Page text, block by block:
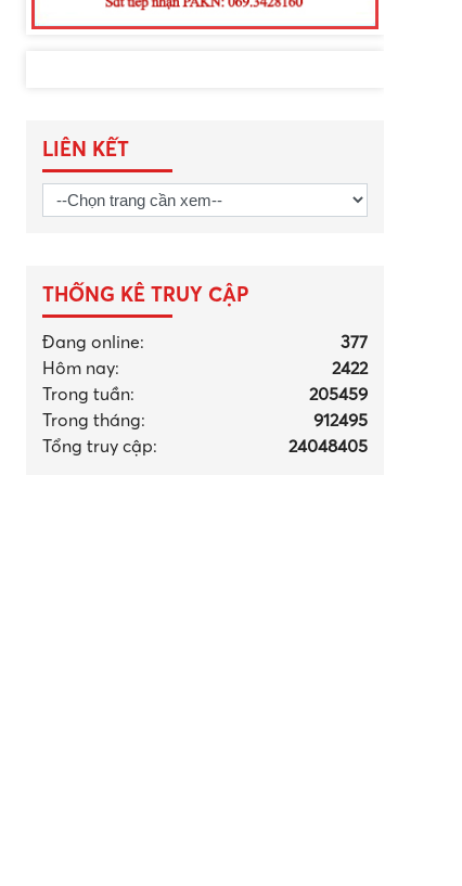
LIÊN KẾT
THỐNG KÊ TRUY CẬP
Đang online:
377
Hôm nay:
2422
Trong tuần:
205459
Trong tháng:
912495
Tổng truy cập:
24048405